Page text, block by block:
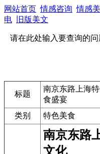
网站首页 情感咨询 情感
电
旧版美文
请在此处输入要查询的问
标题
南京东路上海
食盛宴
类别
特色美食
南京东路
文化